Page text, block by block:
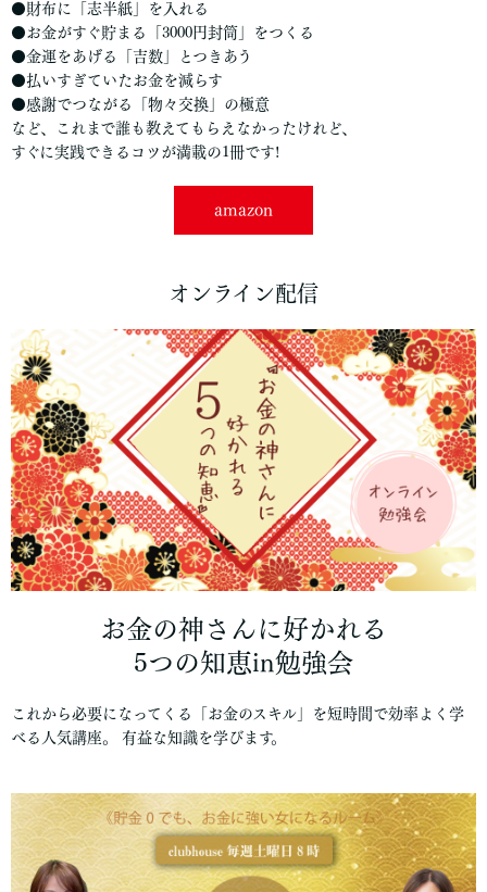
●財布に「志半紙」を入れる
●お金がすぐ貯まる「3000円封筒」をつくる
●金運をあげる「吉数」とつきあう
●払いすぎていたお金を減らす
●感謝でつながる「物々交換」の極意
など、これまで誰も教えてもらえなかったけれど、
すぐに実践できるコツが満載の1冊です!
amazon
オンライン配信
お金の神さんに好かれる
5つの知恵in勉強会
これから必要になってくる「お金のスキル」を短時間で効率よく学
べる人気講座。 有益な知識を学びます。